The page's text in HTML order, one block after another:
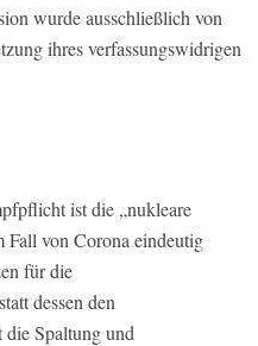
wurde ausschließlich von
ihres verfassungswidrigen
ist die „nukleare
Fall von Corona eindeutig
für die
dessen den
die Spaltung und